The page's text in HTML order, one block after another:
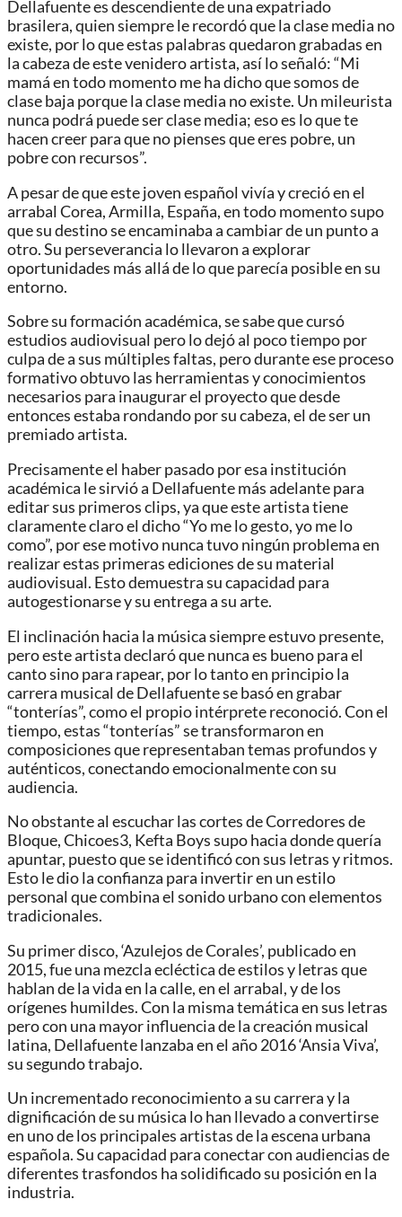
Dellafuente es descendiente de una expatriado
brasilera, quien siempre le recordó que la clase media no
existe, por lo que estas palabras quedaron grabadas en
la cabeza de este venidero artista, así lo señaló: “Mi
mamá en todo momento me ha dicho que somos de
clase baja porque la clase media no existe. Un mileurista
nunca podrá puede ser clase media; eso es lo que te
hacen creer para que no pienses que eres pobre, un
pobre con recursos”.
A pesar de que este joven español vivía y creció en el
arrabal Corea, Armilla, España, en todo momento supo
que su destino se encaminaba a cambiar de un punto a
otro. Su perseverancia lo llevaron a explorar
oportunidades más allá de lo que parecía posible en su
entorno.
Sobre su formación académica, se sabe que cursó
estudios audiovisual pero lo dejó al poco tiempo por
culpa de a sus múltiples faltas, pero durante ese proceso
formativo obtuvo las herramientas y conocimientos
necesarios para inaugurar el proyecto que desde
entonces estaba rondando por su cabeza, el de ser un
premiado artista.
Precisamente el haber pasado por esa institución
académica le sirvió a Dellafuente más adelante para
editar sus primeros clips, ya que este artista tiene
claramente claro el dicho “Yo me lo gesto, yo me lo
como”, por ese motivo nunca tuvo ningún problema en
realizar estas primeras ediciones de su material
audiovisual. Esto demuestra su capacidad para
autogestionarse y su entrega a su arte.
El inclinación hacia la música siempre estuvo presente,
pero este artista declaró que nunca es bueno para el
canto sino para rapear, por lo tanto en principio la
carrera musical de Dellafuente se basó en grabar
“tonterías”, como el propio intérprete reconoció. Con el
tiempo, estas “tonterías” se transformaron en
composiciones que representaban temas profundos y
auténticos, conectando emocionalmente con su
audiencia.
No obstante al escuchar las cortes de Corredores de
Bloque, Chicoes3, Kefta Boys supo hacia donde quería
apuntar, puesto que se identificó con sus letras y ritmos.
Esto le dio la confianza para invertir en un estilo
personal que combina el sonido urbano con elementos
tradicionales.
Su primer disco, ‘Azulejos de Corales’, publicado en
2015, fue una mezcla ecléctica de estilos y letras que
hablan de la vida en la calle, en el arrabal, y de los
orígenes humildes. Con la misma temática en sus letras
pero con una mayor influencia de la creación musical
latina, Dellafuente lanzaba en el año 2016 ‘Ansia Viva’,
su segundo trabajo.
Un incrementado reconocimiento a su carrera y la
dignificación de su música lo han llevado a convertirse
en uno de los principales artistas de la escena urbana
española. Su capacidad para conectar con audiencias de
diferentes trasfondos ha solidificado su posición en la
industria.